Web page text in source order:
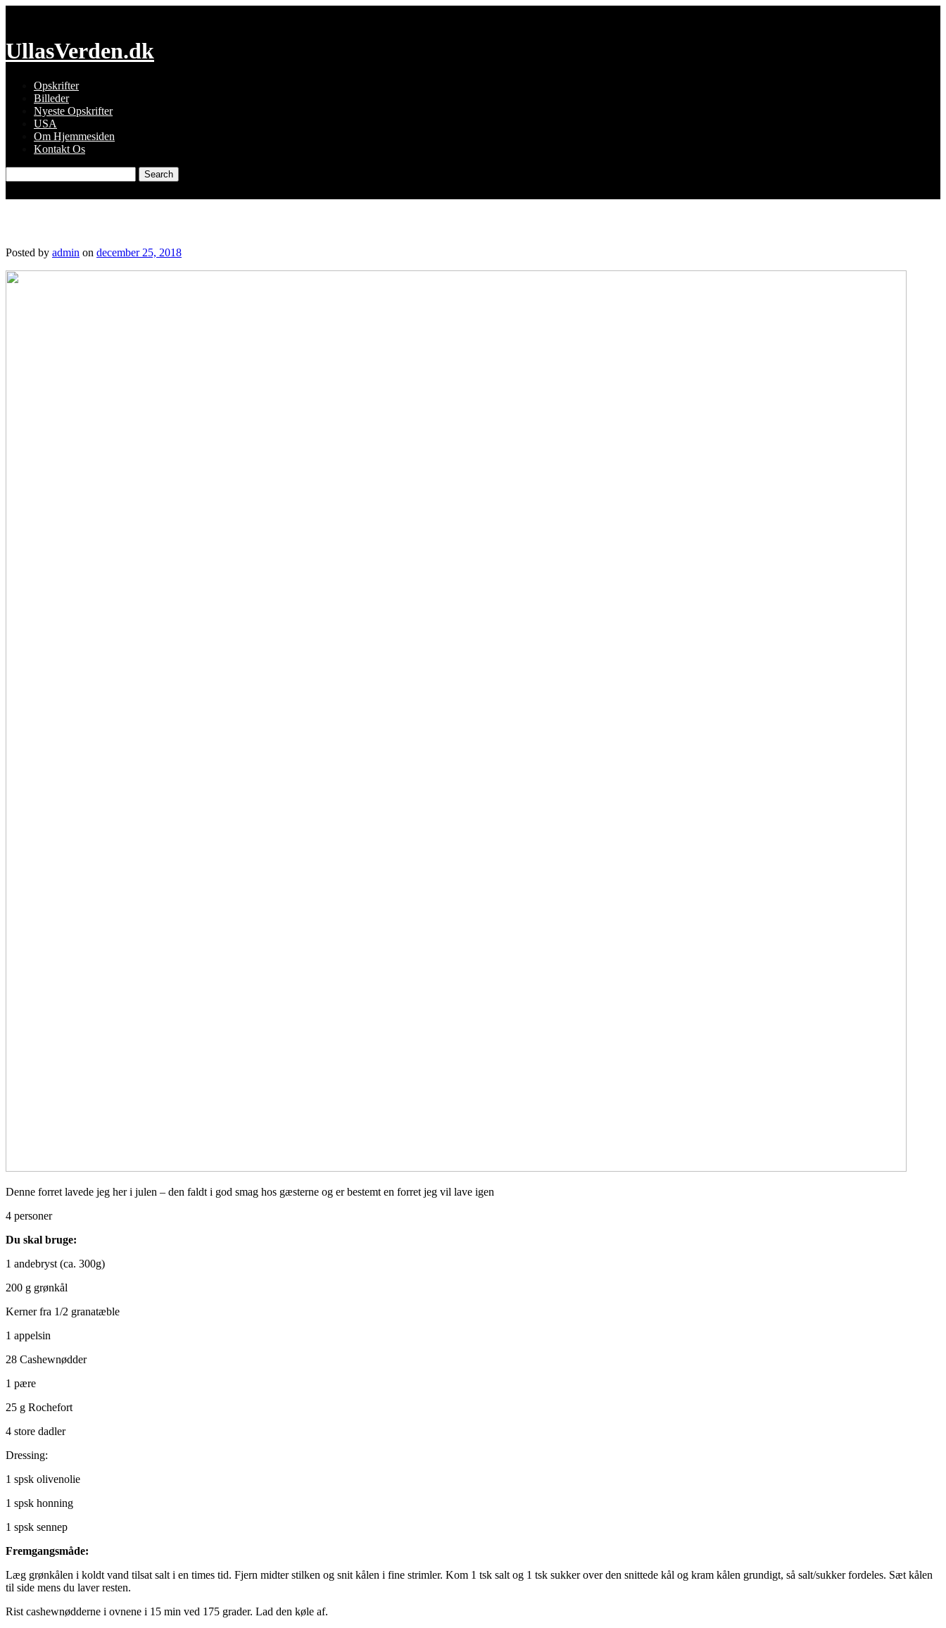
UllasVerden.dk
Opskrifter
Billeder
Nyeste Opskrifter
USA
Om Hjemmesiden
Kontakt Os
for:
Posted by admin on december 25, 2018
Denne forret lavede jeg her i julen – den faldt i god smag hos gæsterne og er bestemt en forret jeg vil lave igen
4 personer
Du skal bruge:
1 andebryst (ca. 300g)
200 g grønkål
Kerner fra 1/2 granatæble
1 appelsin
28 Cashewnødder
1 pære
25 g Rochefort
4 store dadler
Dressing:
1 spsk olivenolie
1 spsk honning
1 spsk sennep
Fremgangsmåde:
Læg grønkålen i koldt vand tilsat salt i en times tid. Fjern midter stilken og snit kålen i fine strimler. Kom 1 tsk salt og 1 tsk sukker over den snittede kål og kram kålen grundigt, så salt/sukker fordeles. Sæt kålen
til side mens du laver resten.
Rist cashewnødderne i ovnene i 15 min ved 175 grader. Lad den køle af.